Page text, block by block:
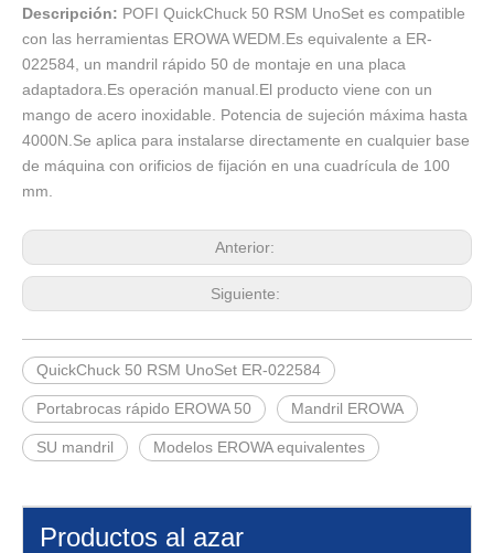
Descripción: POFI QuickChuck 50 RSM UnoSet es compatible
con las herramientas EROWA WEDM.Es equivalente a ER-
022584, un mandril rápido 50 de montaje en una placa
adaptadora.Es operación manual.El producto viene con un
mango de acero inoxidable. Potencia de sujeción máxima hasta
4000N.Se aplica para instalarse directamente en cualquier base
de máquina con orificios de fijación en una cuadrícula de 100
mm.
Anterior:
Siguiente:
QuickChuck 50 RSM UnoSet ER-022584
Portabrocas rápido EROWA 50 Mandril EROWA
SU mandril Modelos EROWA equivalentes
Productos al azar